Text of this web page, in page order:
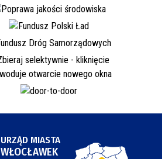
URZĄD MIASTA
WŁOCŁAWEK